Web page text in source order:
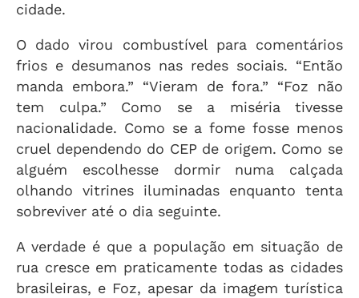
cidade.
O dado virou combustível para comentários
frios e desumanos nas redes sociais. “Então
manda embora.” “Vieram de fora.” “Foz não
tem culpa.” Como se a miséria tivesse
nacionalidade. Como se a fome fosse menos
cruel dependendo do CEP de origem. Como se
alguém escolhesse dormir numa calçada
olhando vitrines iluminadas enquanto tenta
sobreviver até o dia seguinte.
A verdade é que a população em situação de
rua cresce em praticamente todas as cidades
brasileiras, e Foz, apesar da imagem turística